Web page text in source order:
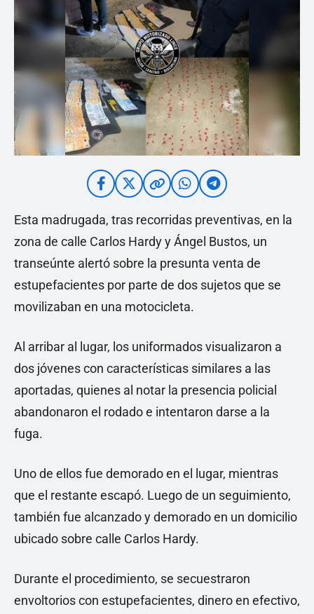
Esta madrugada, tras recorridas preventivas, en la
zona de calle Carlos Hardy y Ángel Bustos, un
transeúnte alertó sobre la presunta venta de
estupefacientes por parte de dos sujetos que se
movilizaban en una motocicleta.
Al arribar al lugar, los uniformados visualizaron a
dos jóvenes con características similares a las
aportadas, quienes al notar la presencia policial
abandonaron el rodado e intentaron darse a la
fuga.
Uno de ellos fue demorado en el lugar, mientras
que el restante escapó. Luego de un seguimiento,
también fue alcanzado y demorado en un domicilio
ubicado sobre calle Carlos Hardy.
Durante el procedimiento, se secuestraron
envoltorios con estupefacientes, dinero en efectivo,